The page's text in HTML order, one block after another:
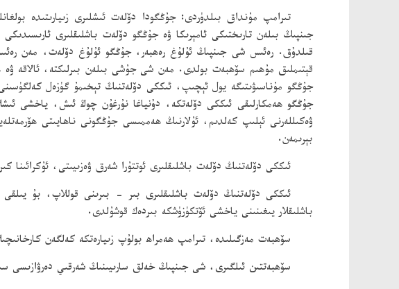
تىرامپ مۇنداق بىلدۈردى: جۇڭگودا دۆلەت ئىشلىرى زىيارىتىدە
جىنپىڭ بىلەن تارىختىكى ئامېرىكا ۋە جۇڭگو دۆلەت باشلىقلىرى
قىلدۇق. رەئىس شى جىنپىڭ ئۇلۇغ رەھبەر، جۇڭگو ئۇلۇغ دۆلەت، مەن
قېتىملىق مۇھىم سۆھبەت بولدى. مەن شى جۇشى بىلەن بىرلىكتە، ئالاقە ۋە
جۇڭگو مۇناسىۋىتىگە يول ئېچىپ، ئىككى دۆلەتنىڭ تېخىمۇ گۈزەل
جۇڭگو ھەمكارلىقى ئىككى دۆلەتكە، دۇنياغا نۇرغۇن چوڭ ئىش، ياخشى
ۋەكىللەرنى ئېلىپ كەلدىم، ئۇلارنىڭ ھەممىسى جۇڭگونى ناھايىتى
بېرىمەن.
ئىككى دۆلەتنىڭ دۆلەت باشلىقلىرى ئوتتۇرا شەرق ۋەزىيىتى، ئۇكرائىنا
باشلىقلار يىغىنىنى ياخشى ئۆتكۈزۈشكە بىردەك قوشۇلدى.
سۆھبەت مەزگىلىدە، تىرامپ ھەمراھ بولۇپ زىيارەتكە كەلگەن
سۆھبەتتىن ئىلگىرى، شى جىنپىڭ خەلق سارىيىنىڭ شەرقىي دەرۋازىسى